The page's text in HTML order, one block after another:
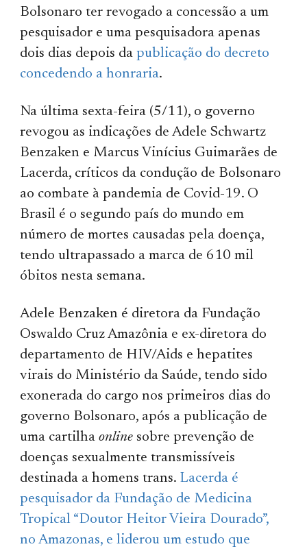
Bolsonaro ter revogado a concessão a um
pesquisador e uma pesquisadora apenas
dois dias depois dapublicação do decreto
concedendo a honraria.
Na última sexta-feira (5/11), o governo
revogou as indicações de Adele Schwartz
Benzaken e Marcus Vinícius Guimarães de
Lacerda, críticos da condução de Bolsonaro
ao combate à pandemia de Covid-19. O
Brasil é o segundo país do mundo em
número de mortes causadas pela doença,
tendo ultrapassado a marca de 610 mil
óbitos nesta semana.
Adele Benzaken é diretora da Fundação
Oswaldo Cruz Amazônia e ex-diretora do
departamento de HIV/Aids e hepatites
virais do Ministério da Saúde, tendo sido
exonerada do cargo nos primeiros dias do
governo Bolsonaro, após a publicação de
uma cartilhaonlinesobre prevenção de
doenças sexualmente transmissíveis
destinada a homens trans. Lacerda é
pesquisador da Fundação de Medicina
Tropical “Doutor Heitor Vieira Dourado”,
no Amazonas, e liderou um estudo que